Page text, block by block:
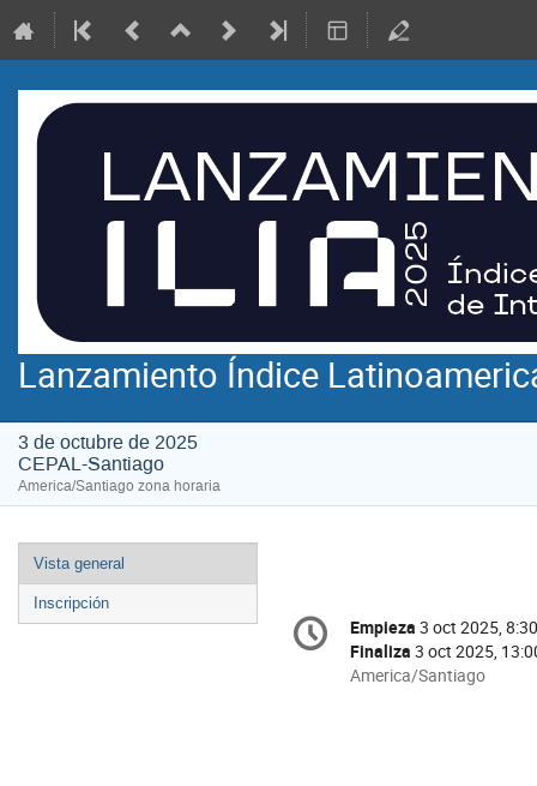
Lanzamiento Índice
3 de octubre de 2025
CEPAL-Santiago
America/Santiago zona horaria
Event
menu
Vista general
Inscripción
Conference
information
Fecha/Hora
Empieza 3 oct 2025, 8:30
Finaliza 3 oct 2025,
All
America/Santiago